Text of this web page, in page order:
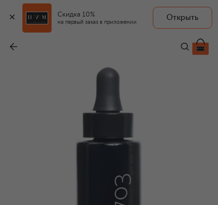
Скидка 10%
на первый заказ в приложении
Открыть
SOFIA BERTRAND
24 940 ₽